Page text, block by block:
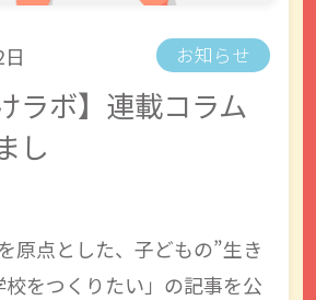
お知らせ
ラボ】連載コラム
し
原点とした、子どもの”生き
校をつくりたい」の記事を公